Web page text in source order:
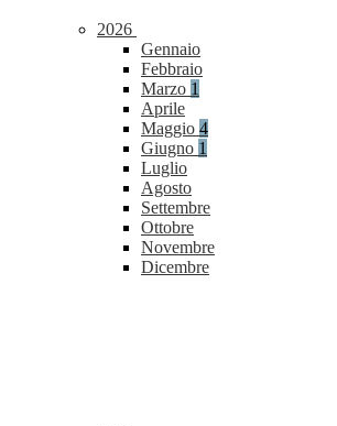
2026
Gennaio
Febbraio
Marzo 1
Aprile
Maggio 4
Giugno 1
Luglio
Agosto
Settembre
Ottobre
Novembre
Dicembre